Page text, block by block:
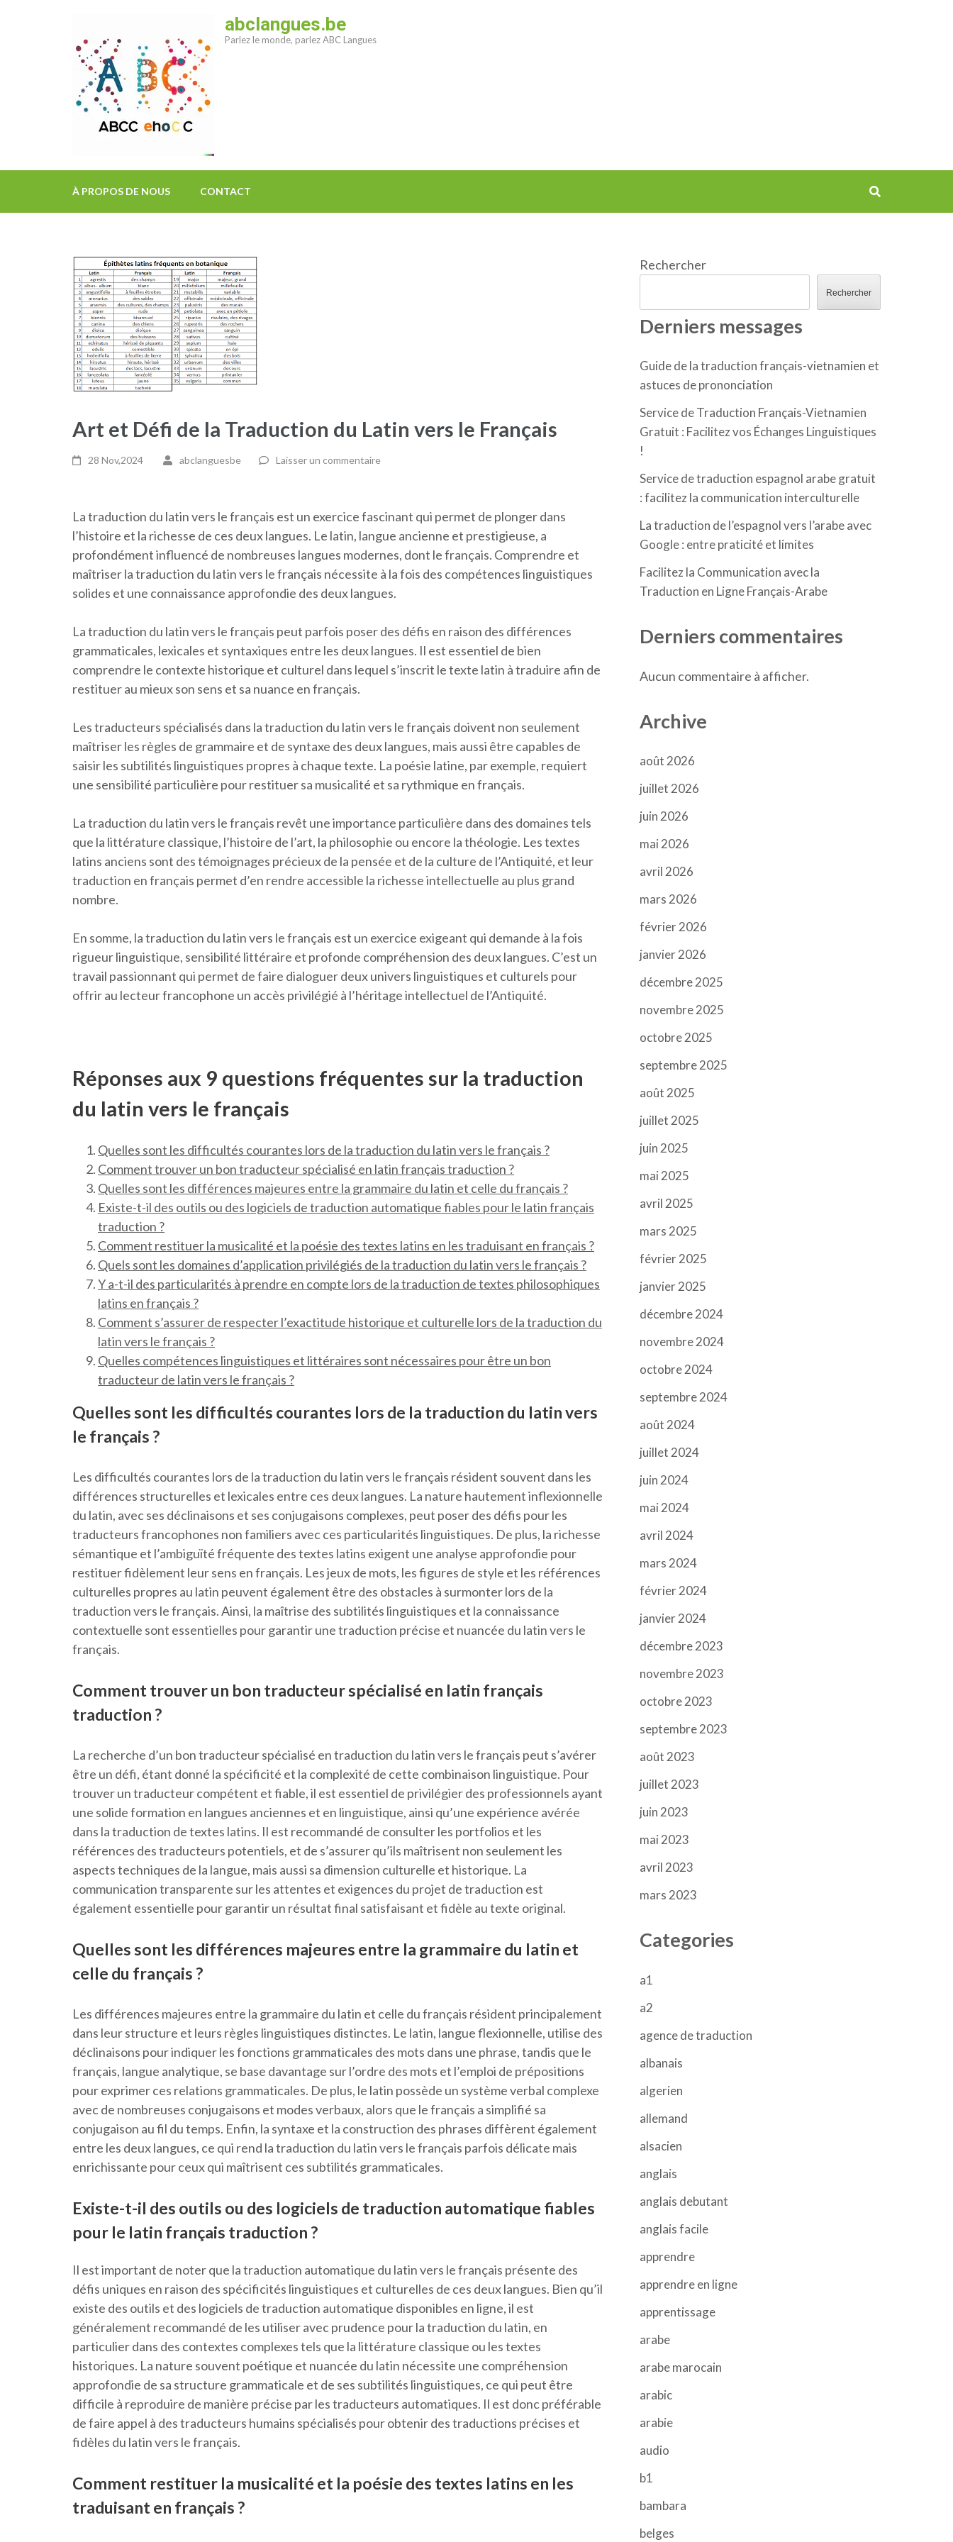
abclangues.be
Parlez le monde, parlez ABC Langues
À PROPOS DE NOUS CONTACT
Art et Défi de la Traduction du Latin vers le Français
28 Nov,2024 abclanguesbe Laisser un commentaire
La traduction du latin vers le français est un exercice fascinant qui permet de plonger dans
l’histoire et la richesse de ces deux langues. Le latin, langue ancienne et prestigieuse, a
profondément influencé de nombreuses langues modernes, dont le français. Comprendre et
maîtriser la traduction du latin vers le français nécessite à la fois des compétences linguistiques
solides et une connaissance approfondie des deux langues.
La traduction du latin vers le français peut parfois poser des défis en raison des différences
grammaticales, lexicales et syntaxiques entre les deux langues. Il est essentiel de bien
comprendre le contexte historique et culturel dans lequel s’inscrit le texte latin à traduire afin de
restituer au mieux son sens et sa nuance en français.
Les traducteurs spécialisés dans la traduction du latin vers le français doivent non seulement
maîtriser les règles de grammaire et de syntaxe des deux langues, mais aussi être capables de
saisir les subtilités linguistiques propres à chaque texte. La poésie latine, par exemple, requiert
une sensibilité particulière pour restituer sa musicalité et sa rythmique en français.
La traduction du latin vers le français revêt une importance particulière dans des domaines tels
que la littérature classique, l’histoire de l’art, la philosophie ou encore la théologie. Les textes
latins anciens sont des témoignages précieux de la pensée et de la culture de l’Antiquité, et leur
traduction en français permet d’en rendre accessible la richesse intellectuelle au plus grand
nombre.
En somme, la traduction du latin vers le français est un exercice exigeant qui demande à la fois
rigueur linguistique, sensibilité littéraire et profonde compréhension des deux langues. C’est un
travail passionnant qui permet de faire dialoguer deux univers linguistiques et culturels pour
offrir au lecteur francophone un accès privilégié à l’héritage intellectuel de l’Antiquité.
Réponses aux 9 questions fréquentes sur la traduction
du latin vers le français
Quelles sont les difficultés courantes lors de la traduction du latin vers le français ?
Comment trouver un bon traducteur spécialisé en latin français traduction ?
Quelles sont les différences majeures entre la grammaire du latin et celle du français ?
Existe-t-il des outils ou des logiciels de traduction automatique fiables pour le latin français
traduction ?
Comment restituer la musicalité et la poésie des textes latins en les traduisant en français ?
Quels sont les domaines d’application privilégiés de la traduction du latin vers le français ?
Y a-t-il des particularités à prendre en compte lors de la traduction de textes philosophiques
latins en français ?
Comment s’assurer de respecter l’exactitude historique et culturelle lors de la traduction du
latin vers le français ?
Quelles compétences linguistiques et littéraires sont nécessaires pour être un bon
traducteur de latin vers le français ?
Quelles sont les difficultés courantes lors de la traduction du latin vers
le français ?
Les difficultés courantes lors de la traduction du latin vers le français résident souvent dans les
différences structurelles et lexicales entre ces deux langues. La nature hautement inflexionnelle
du latin, avec ses déclinaisons et ses conjugaisons complexes, peut poser des défis pour les
traducteurs francophones non familiers avec ces particularités linguistiques. De plus, la richesse
sémantique et l’ambiguïté fréquente des textes latins exigent une analyse approfondie pour
restituer fidèlement leur sens en français. Les jeux de mots, les figures de style et les références
culturelles propres au latin peuvent également être des obstacles à surmonter lors de la
traduction vers le français. Ainsi, la maîtrise des subtilités linguistiques et la connaissance
contextuelle sont essentielles pour garantir une traduction précise et nuancée du latin vers le
français.
Comment trouver un bon traducteur spécialisé en latin français
traduction ?
La recherche d’un bon traducteur spécialisé en traduction du latin vers le français peut s’avérer
être un défi, étant donné la spécificité et la complexité de cette combinaison linguistique. Pour
trouver un traducteur compétent et fiable, il est essentiel de privilégier des professionnels ayant
une solide formation en langues anciennes et en linguistique, ainsi qu’une expérience avérée
dans la traduction de textes latins. Il est recommandé de consulter les portfolios et les
références des traducteurs potentiels, et de s’assurer qu’ils maîtrisent non seulement les
aspects techniques de la langue, mais aussi sa dimension culturelle et historique. La
communication transparente sur les attentes et exigences du projet de traduction est
également essentielle pour garantir un résultat final satisfaisant et fidèle au texte original.
Quelles sont les différences majeures entre la grammaire du latin et
celle du français ?
Les différences majeures entre la grammaire du latin et celle du français résident principalement
dans leur structure et leurs règles linguistiques distinctes. Le latin, langue flexionnelle, utilise des
déclinaisons pour indiquer les fonctions grammaticales des mots dans une phrase, tandis que le
français, langue analytique, se base davantage sur l’ordre des mots et l’emploi de prépositions
pour exprimer ces relations grammaticales. De plus, le latin possède un système verbal complexe
avec de nombreuses conjugaisons et modes verbaux, alors que le français a simplifié sa
conjugaison au fil du temps. Enfin, la syntaxe et la construction des phrases diffèrent également
entre les deux langues, ce qui rend la traduction du latin vers le français parfois délicate mais
enrichissante pour ceux qui maîtrisent ces subtilités grammaticales.
Existe-t-il des outils ou des logiciels de traduction automatique fiables
pour le latin français traduction ?
Il est important de noter que la traduction automatique du latin vers le français présente des
défis uniques en raison des spécificités linguistiques et culturelles de ces deux langues. Bien qu’il
existe des outils et des logiciels de traduction automatique disponibles en ligne, il est
généralement recommandé de les utiliser avec prudence pour la traduction du latin, en
particulier dans des contextes complexes tels que la littérature classique ou les textes
historiques. La nature souvent poétique et nuancée du latin nécessite une compréhension
approfondie de sa structure grammaticale et de ses subtilités linguistiques, ce qui peut être
difficile à reproduire de manière précise par les traducteurs automatiques. Il est donc préférable
de faire appel à des traducteurs humains spécialisés pour obtenir des traductions précises et
fidèles du latin vers le français.
Comment restituer la musicalité et la poésie des textes latins en les
traduisant en français ?
Rechercher
Rechercher
Derniers messages
Guide de la traduction français-vietnamien et
astuces de prononciation
Service de Traduction Français-Vietnamien
Gratuit : Facilitez vos Échanges Linguistiques
!
Service de traduction espagnol arabe gratuit
: facilitez la communication interculturelle
La traduction de l’espagnol vers l’arabe avec
Google : entre praticité et limites
Facilitez la Communication avec la
Traduction en Ligne Français-Arabe
Derniers commentaires
Aucun commentaire à afficher.
Archive
août 2026
juillet 2026
juin 2026
mai 2026
avril 2026
mars 2026
février 2026
janvier 2026
décembre 2025
novembre 2025
octobre 2025
septembre 2025
août 2025
juillet 2025
juin 2025
mai 2025
avril 2025
mars 2025
février 2025
janvier 2025
décembre 2024
novembre 2024
octobre 2024
septembre 2024
août 2024
juillet 2024
juin 2024
mai 2024
avril 2024
mars 2024
février 2024
janvier 2024
décembre 2023
novembre 2023
octobre 2023
septembre 2023
août 2023
juillet 2023
juin 2023
mai 2023
avril 2023
mars 2023
Categories
a1
a2
agence de traduction
albanais
algerien
allemand
alsacien
anglais
anglais debutant
anglais facile
apprendre
apprendre en ligne
apprentissage
arabe
arabe marocain
arabic
arabie
audio
b1
bambara
belges